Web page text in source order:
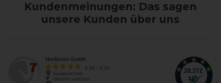
Kundenmeinungen: Das sagen
unsere Kunden über uns